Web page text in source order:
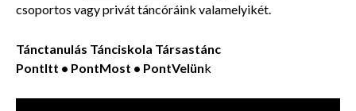
csoportos vagy privát táncóráink valamelyikét.
Tánctanulás Tánciskola Társastánc
PontItt • PontMost • PontVelünk